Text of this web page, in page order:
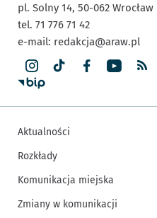
pl. Solny 14, 50-062 Wrocław
tel. 71 776 71 42
e-mail: redakcja@araw.pl
Aktualności
Rozkłady
Komunikacja miejska
Zmiany w komunikacji